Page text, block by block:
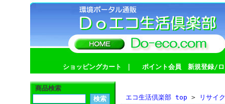
ショッピングカート ポイント会員 新規登録/ロ
商品検索
エコ生活倶楽部 top > リサイ